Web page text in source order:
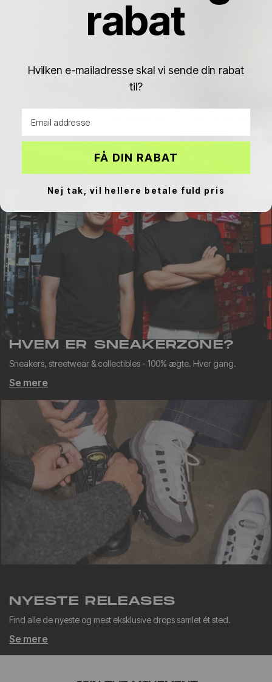
Air Jordan 1
HVEM ER SNEAKERZONE?
Sneakers, streetwear & collectibles - 100% ægte. Hver gang.
Se mere
NYESTE RELEASES
Find alle de nyeste og mest eksklusive drops samlet ét sted.
Se mere
rabat
Hvilken e-mailadresse skal vi sende din rabat
til?
FÅ DIN RABAT
Nej tak, vil hellere betale fuld pris